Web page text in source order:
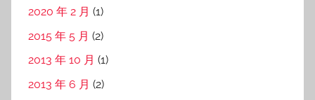
2020 年 2 月 (1)
2015 年 5 月 (2)
2013 年 10 月 (1)
2013 年 6 月 (2)